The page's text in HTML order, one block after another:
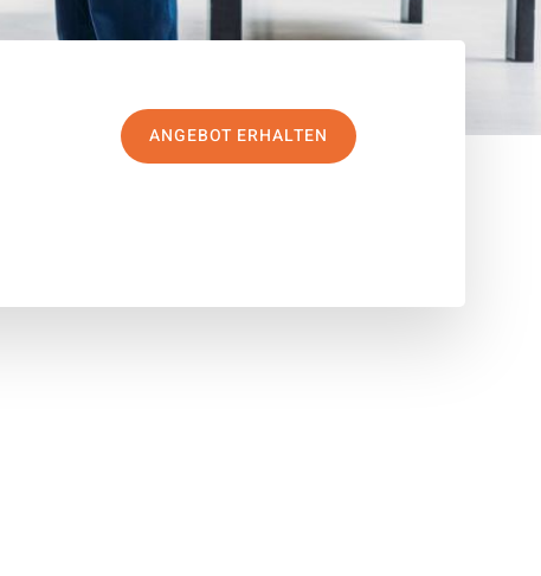
ANGEBOT ERHALTEN